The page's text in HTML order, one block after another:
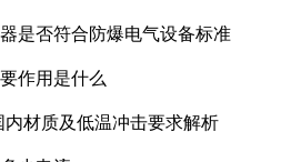
是否符合防爆电气设备标准
作用是什么
内材质及低温冲击要求解析